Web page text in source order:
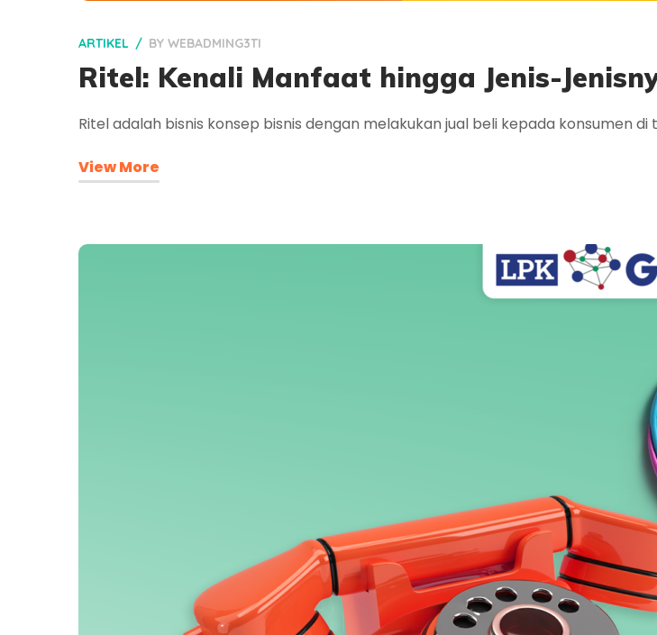
ARTIKEL BY WEBADMING3TI
Ritel: Kenali Manfaat hingga Jenis-
Ritel adalah bisnis konsep bisnis dengan melakukan jual beli kepada konsumen
View More